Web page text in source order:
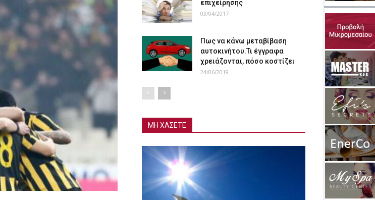
επιχείρησης
03/04/2017
Πως να κάνω μεταβίβαση
αυτοκινήτου.Τι έγγραφα
χρειάζονται, πόσο κοστίζει
24/06/2019
ΜΗ ΧΑΣΕΤΕ